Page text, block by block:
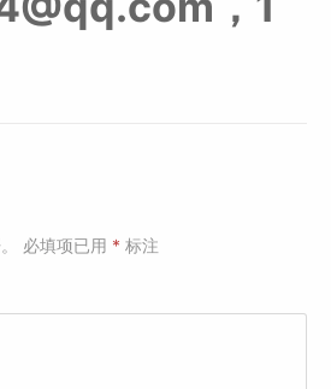
必填项已用 * 标注